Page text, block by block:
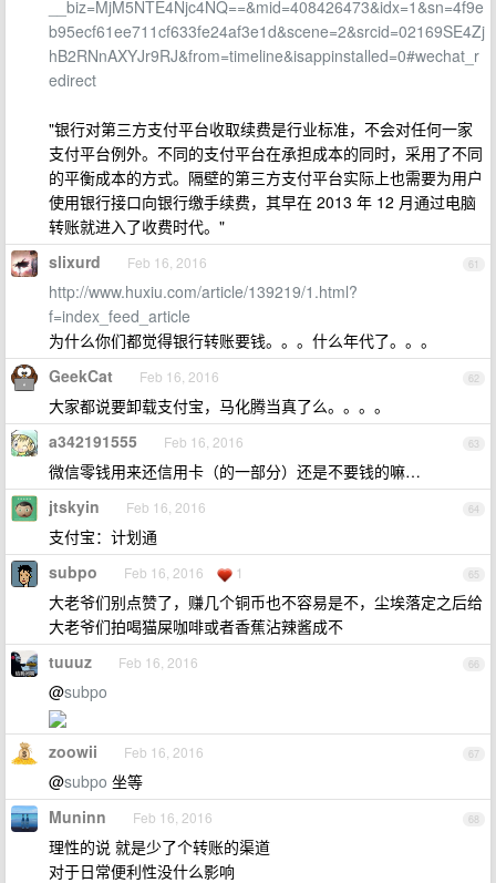
__biz=MjM5NTE4Njc4NQ==&mid=408426473&idx=1&sn=4f9e
b95ecf61ee711cf633fe24af3e1d&scene=2&srcid=02169SE4Zj
hB2RNnAXYJr9RJ&from=timeline&isappinstalled=0#wechat_r
edirect
"银行对第三方支付平台收取续费是行业标准，不会对任何一家
支付平台例外。不同的支付平台在承担成本的同时，采用了不同
的平衡成本的方式。隔壁的第三方支付平台实际上也需要为用户
使用银行接口向银行缴手续费，其早在 2013 年 12 月通过电脑
转账就进入了收费时代。"
61
slixurd Feb 16, 2016
http://www.huxiu.com/article/139219/1.html?
f=index_feed_article
为什么你们都觉得银行转账要钱。。。什么年代了。。。
62
GeekCat Feb 16, 2016
大家都说要卸载支付宝，马化腾当真了么。。。。
63
a342191555 Feb 16, 2016
微信零钱用来还信用卡（的一部分）还是不要钱的嘛…
64
jtskyin Feb 16, 2016
支付宝：计划通
65
subpo Feb 16, 2016 1
大老爷们别点赞了，赚几个铜币也不容易是不，尘埃落定之后给
大老爷们拍喝猫屎咖啡或者香蕉沾辣酱成不
66
tuuuz Feb 16, 2016
@subpo
67
zoowii Feb 16, 2016
@subpo 坐等
68
Muninn Feb 16, 2016
理性的说 就是少了个转账的渠道
对于日常便利性没什么影响